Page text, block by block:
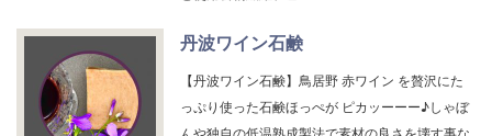
丹波ワイン石鹸
【丹波ワイン石鹸】鳥居野 赤ワイン を贅沢にた
っぷり使った石鹸ほっぺが ピカッーーー♪しゃぼ
んや独自の低温熟成製法で素材の良さを壊す事な